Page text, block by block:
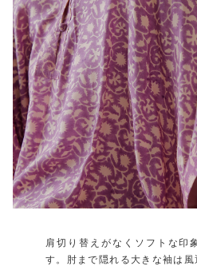
肩切り替えがなくソフトな印
す。肘まで隠れる大きな袖は